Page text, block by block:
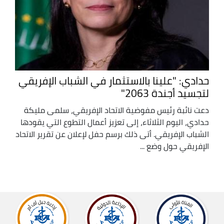
حدادي: "علينا بالاستثمار في الشباب الإفريقي
لتجسيد أجندة 2063"
دعت نائبة رئيس مفوضية الاتحاد الإفريقي، سلمى مليكة
حدادي، اليوم الثلاثاء، إلى تعزيز أعمال التطوع التي يقودها
الشباب الإفريقي. أتى ذلك برسم حفل لإعلان عن تقرير الاتحاد
الإفريقي حول وضع ...